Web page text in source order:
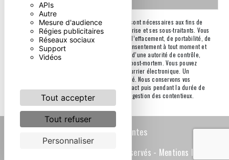
APIs
Autre
Mesure d'audience
Régies publicitaires
Réseaux sociaux
Support
Vidéos
Tout accepter
Tout refuser
Personnaliser
** Les données personnelles communiquées sont nécessaires aux fins de
vous contacter. Elles sont destinées à l'entreprise et ses sous-traitants. Vous
disposez de droits d’accès, de rectification, d’effacement, de portabilité, de
limitation, d’opposition, de retrait de votre consentement à tout moment et
du droit d’introduire une réclamation auprès d’une autorité de contrôle,
ainsi que d’organiser le sort de vos données post-mortem. Vous pouvez
exercer ces droits par voie postale ou par courrier électronique. Un
justificatif d'identité pourra vous être demandé. Nous conservons vos
données pendant la période de prise de contact puis pendant la durée de
prescription légale aux fins probatoires et de gestion des contentieux.
Recherches fréquentes
- 2026 - Tous droits réservés - Mentions légales